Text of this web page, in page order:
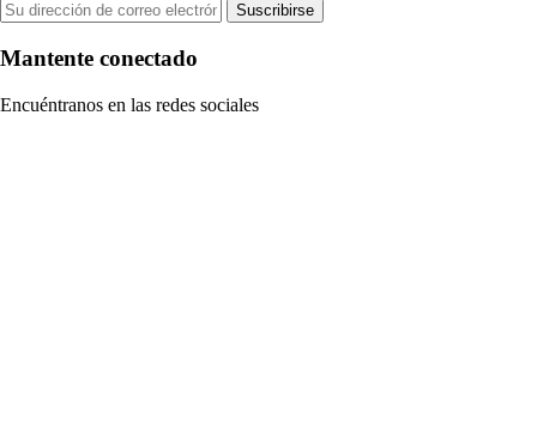
Suscribirse
Mantente conectado
Encuéntranos en las redes sociales